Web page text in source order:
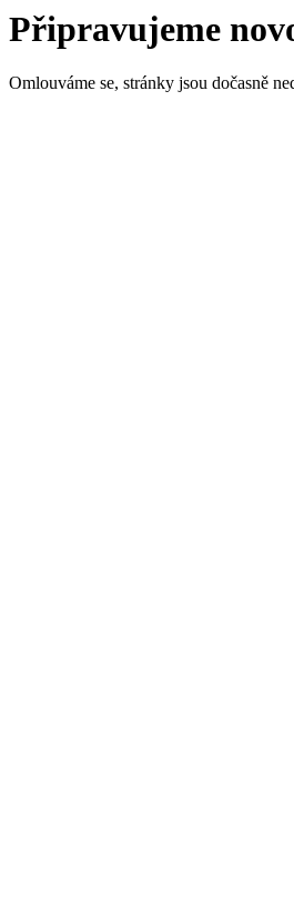
Připravujeme
Omlouváme se, stránky jsou dočasně